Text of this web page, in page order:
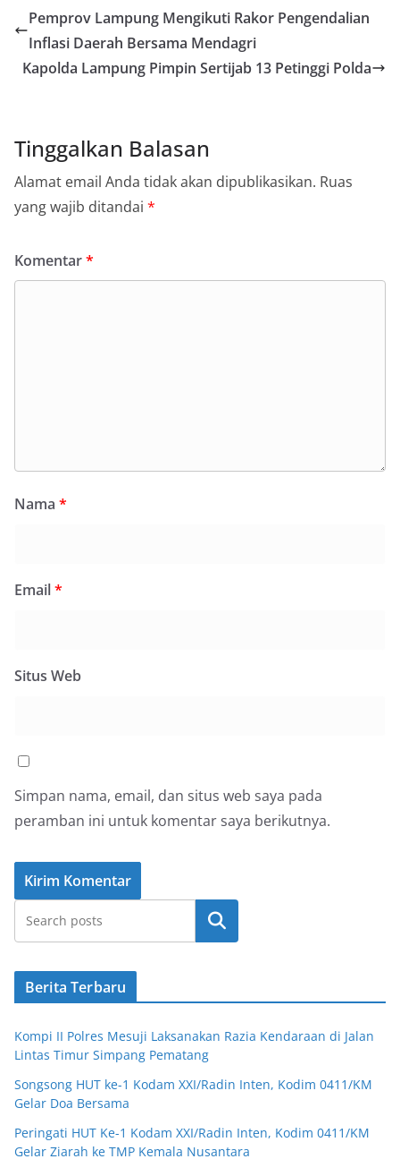
Pemprov Lampung Mengikuti Rakor Pengendalian
Inflasi Daerah Bersama Mendagri
Kapolda Lampung Pimpin Sertijab 13 Petinggi Polda
Tinggalkan Balasan
Alamat email Anda tidak akan dipublikasikan. Ruas
yang wajib ditandai *
Komentar*
Nama *
Email*
Situs Web
Simpan nama, email, dan situs web saya pada
peramban ini untuk komentar saya berikutnya.
Cari
Berita Terbaru
Kompi II Polres Mesuji Laksanakan Razia Kendaraan di Jalan
Lintas Timur Simpang Pematang
Songsong HUT ke-1 Kodam XXI/Radin Inten, Kodim 0411/KM
Gelar Doa Bersama
Peringati HUT Ke-1 Kodam XXI/Radin Inten, Kodim 0411/KM
Gelar Ziarah ke TMP Kemala Nusantara